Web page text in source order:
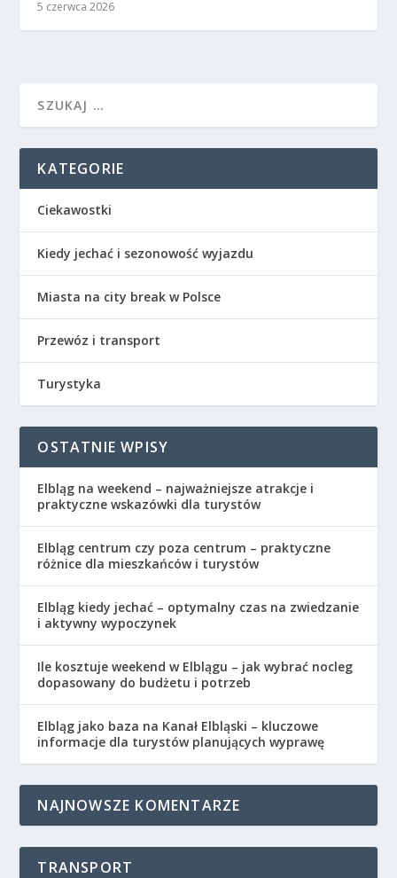
5 czerwca 2026
KATEGORIE
Ciekawostki
Kiedy jechać i sezonowość wyjazdu
Miasta na city break w Polsce
Przewóz i transport
Turystyka
OSTATNIE WPISY
Elbląg na weekend – najważniejsze atrakcje i
praktyczne wskazówki dla turystów
Elbląg centrum czy poza centrum – praktyczne
różnice dla mieszkańców i turystów
Elbląg kiedy jechać – optymalny czas na zwiedzanie
i aktywny wypoczynek
Ile kosztuje weekend w Elblągu – jak wybrać nocleg
dopasowany do budżetu i potrzeb
Elbląg jako baza na Kanał Elbląski – kluczowe
informacje dla turystów planujących wyprawę
NAJNOWSZE KOMENTARZE
TRANSPORT